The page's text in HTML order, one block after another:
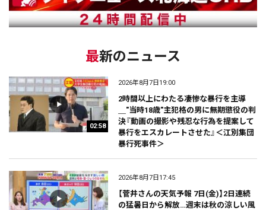
最新のニュース
02:58
2026年8月7日19:00
2時間以上にわたる凄惨な暴行を主導
＿"当時18歳"主犯格の男に無期懲役の判
決『動画の撮影や残忍な行為を提案して
暴行をエスカレートさせた』＜江別集団
暴行死事件＞
2026年8月7日17:45
【菅井さんの天気予報 7日(金)】2日連続
の猛暑日から解放…週末は秋の涼しい風